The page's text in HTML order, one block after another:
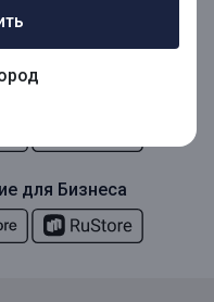
сетях
для Бизнеса